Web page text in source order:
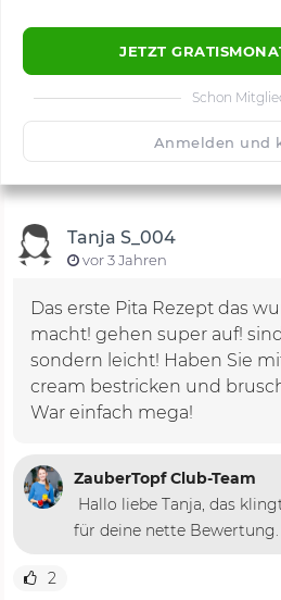
JETZT
Schon
Anmelden und
🙂
Tanja S_004
vor 3 Jahren
Das erste Pita Rezept das
macht! gehen super auf!
sondern leicht! Haben Sie
cream bestricken und
War einfach mega!
ZauberTopf Club-Team
Hallo liebe Tanja, das
für deine nette Bewertung.
2